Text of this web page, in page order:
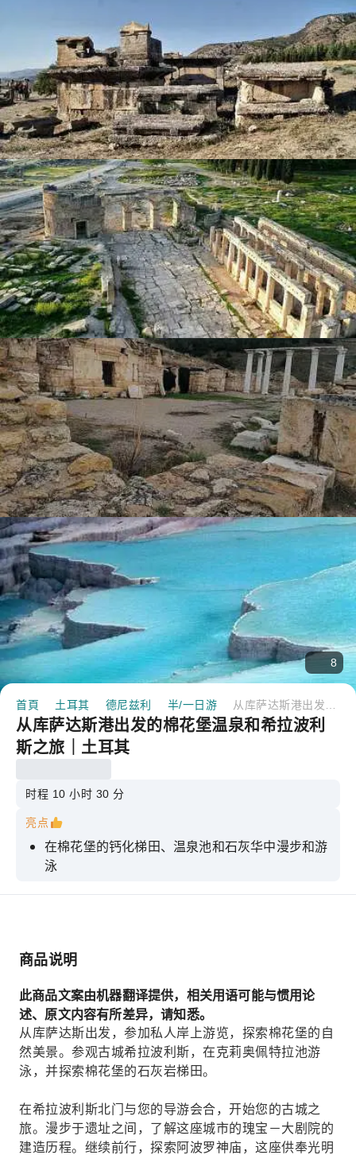
8
首頁 土耳其 德尼兹利 半/一日游
从库萨达斯港出发的棉花堡温泉和希拉波利
斯之旅｜土耳其
时程 10 小时 30 分
亮点
在棉花堡的钙化梯田、温泉池和石灰华中漫步和游
泳
探索希拉波利斯的阿波罗神殿、宁芙神殿和剧院
商品说明
此商品文案由机器翻译提供，相关用语可能与惯用论
述、原文内容有所差异，请知悉。
从库萨达斯出发，参加私人岸上游览，探索棉花堡的自
然美景。参观古城希拉波利斯，在克莉奥佩特拉池游
泳，并探索棉花堡的石灰岩梯田。
在希拉波利斯北门与您的导游会合，开始您的古城之
旅。漫步于遗址之间，了解这座城市的瑰宝－大剧院的
建造历程。继续前行，探索阿波罗神庙，这座供奉光明